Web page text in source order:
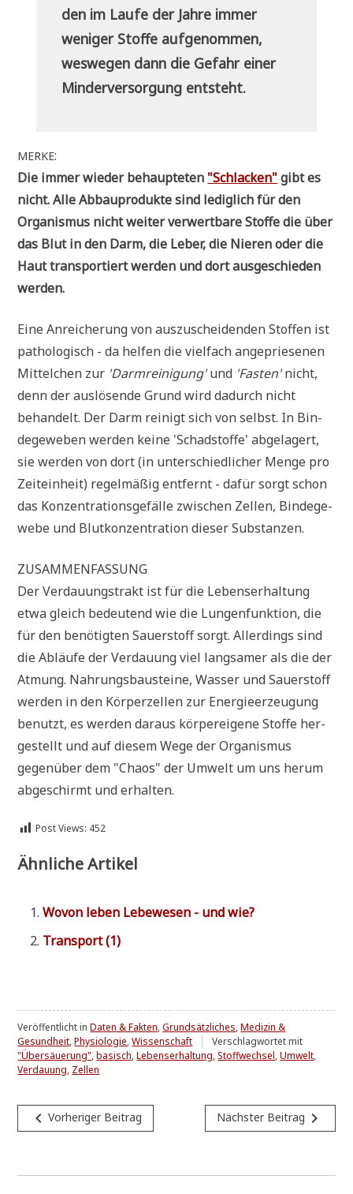
den im Lau­fe der Jah­re immer
weni­ger Stof­fe auf­ge­nom­men,
wes­we­gen dann die Gefahr einer
Min­der­ver­sor­gung entsteht.
MERKE:
Die immer wie­der behaup­te­ten "Schlacken"gibt es
nicht. Alle Abbau­pro­duk­te sind ledig­lich für den
Orga­nis­mus nicht wei­ter ver­wert­ba­re Stof­fe die über
das Blut in den Darm, die Leber, die Nie­ren oder die
Haut trans­por­tiert wer­den und dort aus­ge­schie­den
werden.
Eine Anrei­che­rung von aus­zu­schei­den­den Stof­fen ist
patho­lo­gisch - da hel­fen die viel­fach ange­prie­se­nen
Mit­tel­chen zur 'Darm­rei­ni­gung'und 'Fasten'nicht,
denn der aus­lö­sen­de Grund wird dadurch nicht
behan­delt. Der Darm rei­nigt sich von selbst. In Bin­
de­ge­we­ben wer­den kei­ne 'Schad­stof­fe' abge­la­gert,
sie wer­den von dort (in unter­schied­li­cher Men­ge pro
Zeit­ein­heit) regel­mä­ßig ent­fernt - dafür sorgt schon
das Kon­zen­tra­ti­ons­ge­fäl­le zwi­schen Zel­len, Bin­de­ge­
we­be und Blut­kon­zen­tra­ti­on die­ser Substanzen.
ZUSAM­MEN­FAS­SUNG
Der Ver­dau­ungs­trakt ist für die Lebens­er­hal­tung
etwa gleich bedeu­tend wie die Lun­gen­funk­ti­on, die
für den benö­tig­ten Sau­er­stoff sorgt. Aller­dings sind
die Abläu­fe der Ver­dau­ung viel lang­sa­mer als die der
Atmung. Nah­rungs­bau­stei­ne, Was­ser und Sau­er­stoff
wer­den in den Kör­per­zel­len zur Ener­gie­er­zeu­gung
benutzt, es wer­den dar­aus kör­per­ei­ge­ne Stof­fe her­
ge­stellt und auf die­sem Wege der Orga­nis­mus
gegen­über dem "Cha­os" der Umwelt um uns her­um
abge­schirmt und erhalten.
Post Views: 452
Ähnliche Artikel
Wovon leben Lebe­we­sen - und wie?
Trans­port (1)
Veröffentlicht inDaten & Fakten,Grundsätzliches,Medizin &
Gesundheit,Physiologie,Wissenschaft
Verschlagwortet mit
"Übersäuerung",basisch,Lebenserhaltung,Stoffwechsel,Umwelt,
Verdauung, Zellen
Beitragsnavigation
navigate_beforeVorheriger Beitrag Nächster Beitrag navigate_next